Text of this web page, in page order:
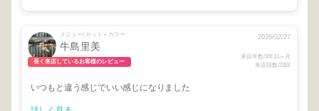
メニュー/ カット＋カラー
牛島里美
長く来店しているお客様のレビュー
2026/02/27
来店年数/3年11ヶ月
来店回数/23回
いつもと違う感じでいい感じになりました